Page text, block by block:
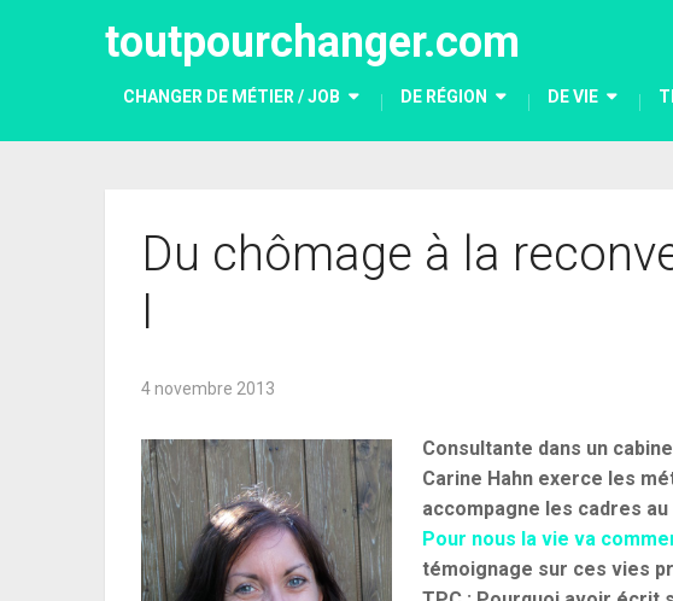
toutpourchanger.com
CHANGER DE MÉTIER / JOB DE RÉGION DE VIE
Du chômage à la
I
4 novembre 2013
Consultante dans un
Carine Hahn exerce les
accompagne les cadres
Pour nous la vie va
témoignage sur ces vies